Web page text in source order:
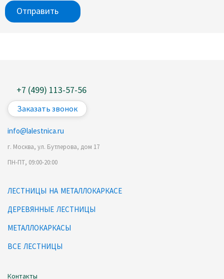
+7 (499) 113-57-56
Заказать звонок
info@lalestnica.ru
г. Москва, ул. Бутлерова, дом 17
ПН-ПТ, 09:00-20:00
ЛЕСТНИЦЫ НА МЕТАЛЛОКАРКАСЕ
ДЕРЕВЯННЫЕ ЛЕСТНИЦЫ
МЕТАЛЛОКАРКАСЫ
ВСЕ ЛЕСТНИЦЫ
Контакты